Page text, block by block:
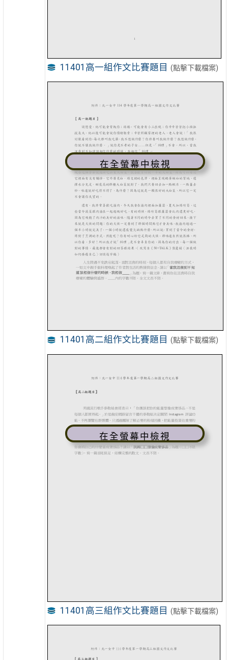
11401高一組作文比賽題目 (點擊下載檔案)
在全螢幕中檢視
11401高二組作文比賽題目 (點擊下載檔案)
在全螢幕中檢視
11401高三組作文比賽題目 (點擊下載檔案)